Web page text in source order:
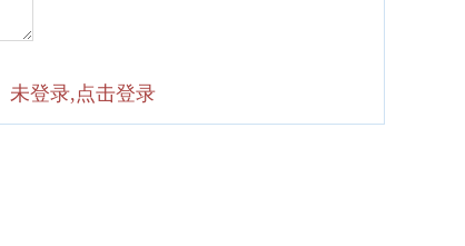
未登录,点击登录